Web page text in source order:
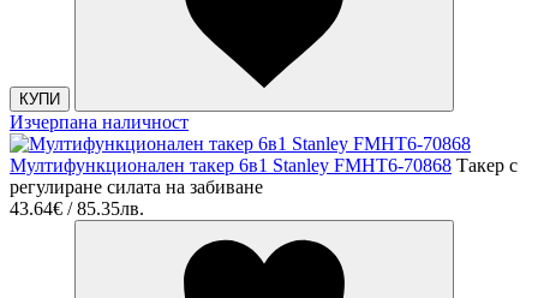
КУПИ
Изчерпана наличност
Мултифункционален такер 6в1 Stanley FMHT6-70868 Tакер с
регулиране силата на забиване
43.64€ / 85.35лв.